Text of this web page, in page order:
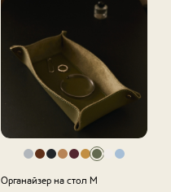
Органайзер на стол M